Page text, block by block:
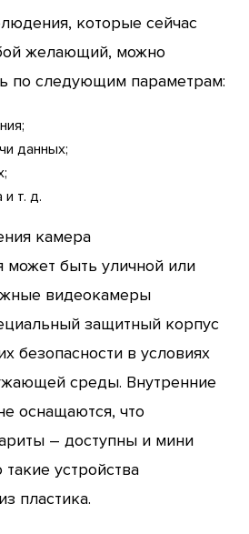
которые сейчас
желающий, можно
по следующим параметрам:
данных;
т. д.
камера
может быть уличной или
видеокамеры
защитный корпус
безопасности в условиях
среды. Внутренние
оснащаются, что
– доступны и мини
устройства
пластика.